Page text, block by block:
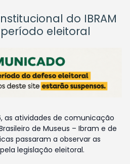
do IBRAM
eleitoral
as atividades de comunicação
de Museus – Ibram e de
passaram a observar as
legislação eleitoral.